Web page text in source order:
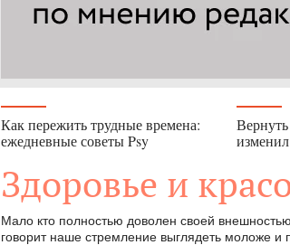
Как пережить трудные времена:
ежедневные советы Psy
Здоровье и
Мало кто полностью доволен своей
говорит наше стремление выглядеть моложе